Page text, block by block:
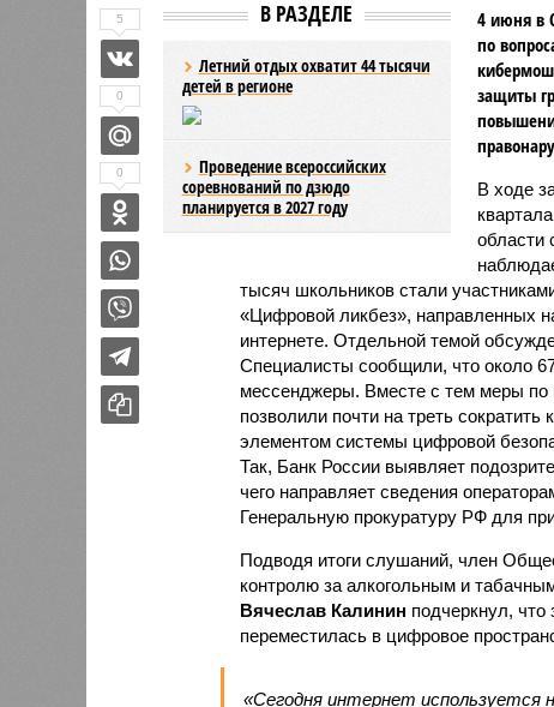
В РАЗДЕЛЕ
Летний отдых охватит 44 тысячи
детей в регионе
Проведение всероссийских
соревнований по дзюдо
планируется в 2027 году
4 июня в
по
защиты
В ходе
области
тысяч школьников стали
«Цифровой ликбез», направленных
интернете. Отдельной темой
Специалисты сообщили, что около
мессенджеры. Вместе с тем меры по
позволили почти на треть
элементом системы цифровой
Так, Банк России выявляет
чего направляет сведения
Генеральную прокуратуру РФ для
Подводя итоги слушаний, член
контролю за алкогольным и
Вячеслав Калинин подчеркнул, что
переместилась в цифровое
«Сегодня интернет используется
5
0
0